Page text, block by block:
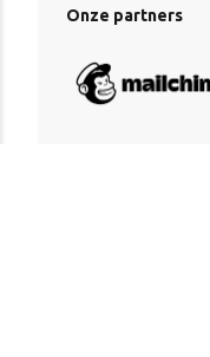
Onze partners